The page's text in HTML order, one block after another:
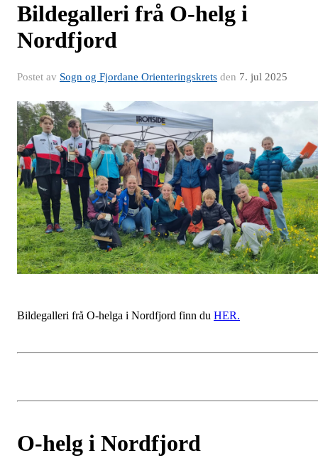
Bildegalleri frå O-helg i
Nordfjord
Postet av Sogn og Fjordane Orienteringskrets den 7. jul 2025
Bildegalleri frå O-helga i Nordfjord finn du HER.
O-helg i Nordfjord